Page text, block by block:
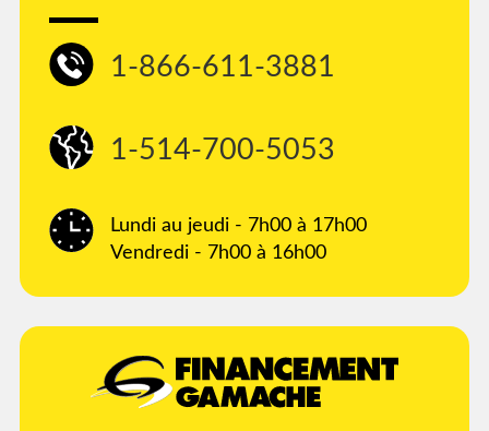
1-866-611-3881
1-514-700-5053
Lundi au jeudi - 7h00 à 17h00
Vendredi - 7h00 à 16h00